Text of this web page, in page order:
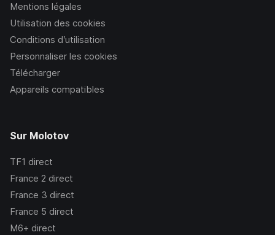
Mentions légales
Utilisation des cookies
Conditions d’utilisation
Personnaliser les cookies
Télécharger
Appareils compatibles
Sur Molotov
TF1 direct
France 2 direct
France 3 direct
France 5 direct
M6+ direct